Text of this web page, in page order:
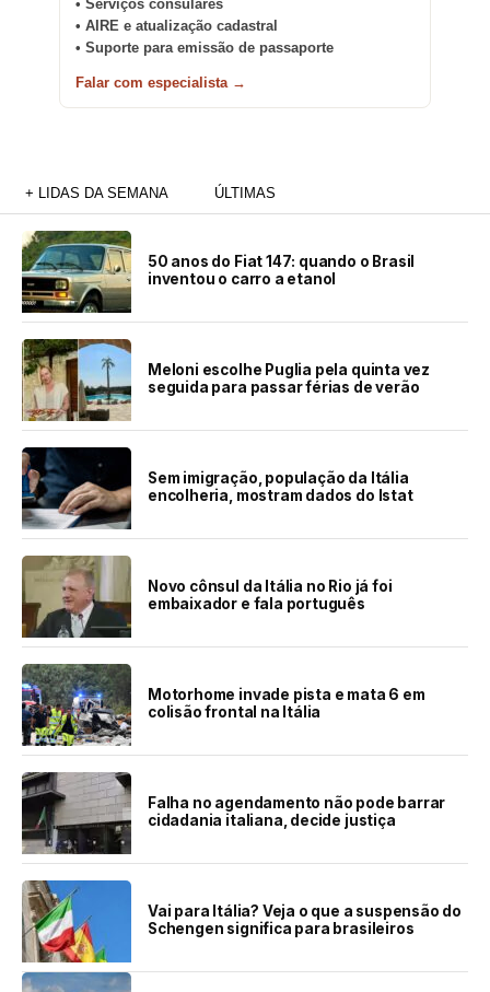
• Serviços consulares
• AIRE e atualização cadastral
• Suporte para emissão de passaporte
Falar com especialista →
+ LIDAS DA SEMANA ÚLTIMAS
50 anos do Fiat 147: quando o Brasil
inventou o carro a etanol
Meloni escolhe Puglia pela quinta vez
seguida para passar férias de verão
Sem imigração, população da Itália
encolheria, mostram dados do Istat
Novo cônsul da Itália no Rio já foi
embaixador e fala português
Motorhome invade pista e mata 6 em
colisão frontal na Itália
Falha no agendamento não pode barrar
cidadania italiana, decide justiça
Vai para Itália? Veja o que a suspensão do
Schengen significa para brasileiros